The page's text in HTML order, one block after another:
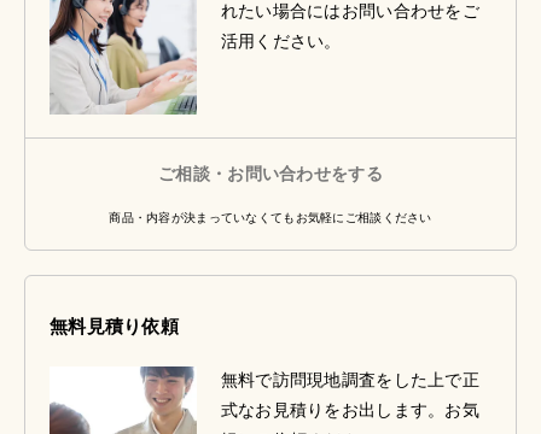
れたい場合にはお問い合わせをご
活用ください。
ご相談・お問い合わせをする
商品・内容が決まっていなくてもお気軽にご相談ください
無料見積り依頼
無料で訪問現地調査をした上で正
式なお見積りをお出します。お気